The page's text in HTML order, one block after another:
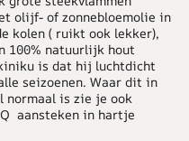
olijf- of zonnebloemolie in
kolen ( ruikt ook lekker),
100% natuurlijk hout
is dat hij luchtdicht
seizoenen. Waar dit in
normaal is zie je ook
aansteken in hartje